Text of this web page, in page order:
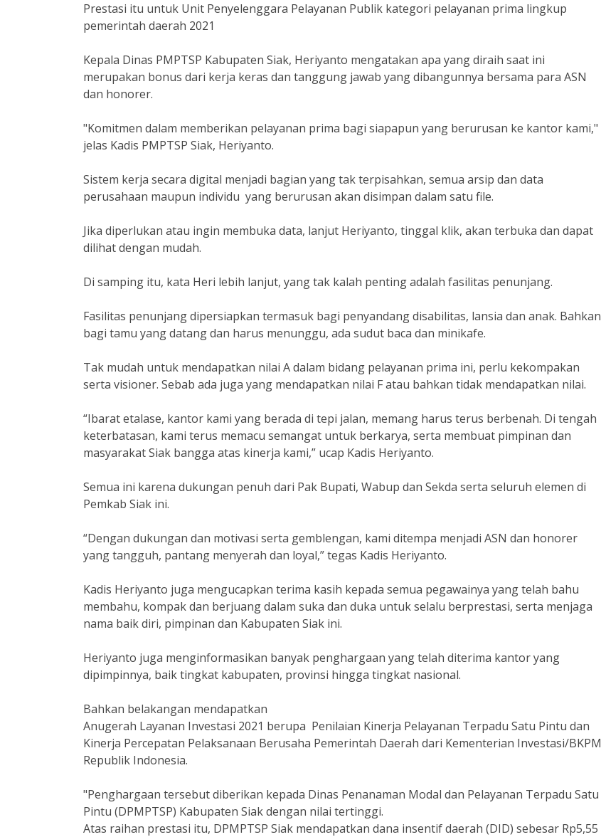
Prestasi itu untuk Unit Penyelenggara Pelayanan Publik kategori pelayanan prima lingkup
pemerintah daerah 2021
Kepala Dinas PMPTSP Kabupaten Siak, Heriyanto mengatakan apa yang diraih saat ini
merupakan bonus dari kerja keras dan tanggung jawab yang dibangunnya bersama para ASN
dan honorer.
"Komitmen dalam memberikan pelayanan prima bagi siapapun yang berurusan ke kantor kami,"
jelas Kadis PMPTSP Siak, Heriyanto.
Sistem kerja secara digital menjadi bagian yang tak terpisahkan, semua arsip dan data
perusahaan maupun individu yang berurusan akan disimpan dalam satu file.
Jika diperlukan atau ingin membuka data, lanjut Heriyanto, tinggal klik, akan terbuka dan dapat
dilihat dengan mudah.
Di samping itu, kata Heri lebih lanjut, yang tak kalah penting adalah fasilitas penunjang.
Fasilitas penunjang dipersiapkan termasuk bagi penyandang disabilitas, lansia dan anak. Bahkan
bagi tamu yang datang dan harus menunggu, ada sudut baca dan minikafe.
Tak mudah untuk mendapatkan nilai A dalam bidang pelayanan prima ini, perlu kekompakan
serta visioner. Sebab ada juga yang mendapatkan nilai F atau bahkan tidak mendapatkan nilai.
“Ibarat etalase, kantor kami yang berada di tepi jalan, memang harus terus berbenah. Di tengah
keterbatasan, kami terus memacu semangat untuk berkarya, serta membuat pimpinan dan
masyarakat Siak bangga atas kinerja kami,” ucap Kadis Heriyanto.
Semua ini karena dukungan penuh dari Pak Bupati, Wabup dan Sekda serta seluruh elemen di
Pemkab Siak ini.
“Dengan dukungan dan motivasi serta gemblengan, kami ditempa menjadi ASN dan honorer
yang tangguh, pantang menyerah dan loyal,” tegas Kadis Heriyanto.
Kadis Heriyanto juga mengucapkan terima kasih kepada semua pegawainya yang telah bahu
membahu, kompak dan berjuang dalam suka dan duka untuk selalu berprestasi, serta menjaga
nama baik diri, pimpinan dan Kabupaten Siak ini.
Heriyanto juga menginformasikan banyak penghargaan yang telah diterima kantor yang
dipimpinnya, baik tingkat kabupaten, provinsi hingga tingkat nasional.
Bahkan belakangan mendapatkan
Anugerah Layanan Investasi 2021 berupa Penilaian Kinerja Pelayanan Terpadu Satu Pintu dan
Kinerja Percepatan Pelaksanaan Berusaha Pemerintah Daerah dari Kementerian Investasi/BKPM
Republik Indonesia.
"Penghargaan tersebut diberikan kepada Dinas Penanaman Modal dan Pelayanan Terpadu Satu
Pintu (DPMPTSP) Kabupaten Siak dengan nilai tertinggi.
Atas raihan prestasi itu, DPMPTSP Siak mendapatkan dana insentif daerah (DID) sebesar Rp5,55